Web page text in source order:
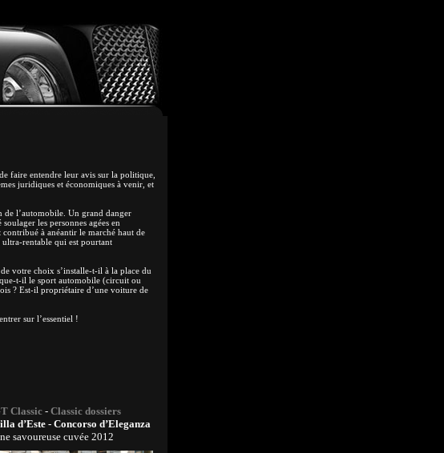
faire entendre leur avis sur la politique,
juridiques et économiques à venir, et
de l’automobile. Un grand danger
les personnes agées en
à anéantir le marché haut de
ultra-rentable qui est pourtant
votre choix s’installe-t-il à la place du
t-il le sport automobile (circuit ou
? Est-il propriétaire d’une voiture de
sur l’essentiel !
Classic - Classic dossiers
d’Este - Concorso d’Eleganza
savoureuse cuvée 2012